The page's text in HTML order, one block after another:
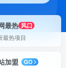
最热 风口
最热项目
加盟
GO